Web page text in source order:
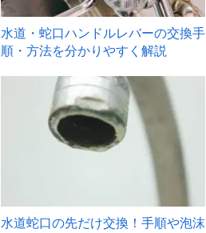
水道・蛇口ハンドルレバーの交換手
順・方法を分かりやすく解説
水道蛇口の先だけ交換！手順や泡沫